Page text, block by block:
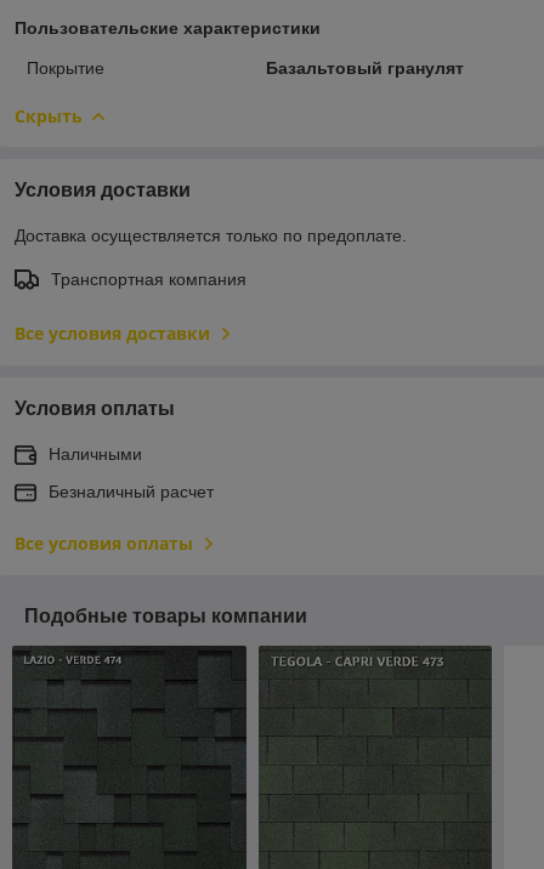
Пользовательские характеристики
Покрытие Базальтовый гранулят
Скрыть
Условия доставки
Доставка осуществляется только по предоплате.
Транспортная компания
Все условия доставки
Условия оплаты
Наличными
Безналичный расчет
Все условия оплаты
Подобные товары компании